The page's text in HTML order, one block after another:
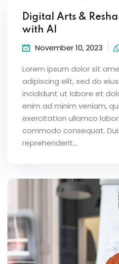
Digital Arts &
with AI
November 10, 2023
Lorem ipsum dolor sit
adipiscing elit, sed do
incididunt ut labore et
enim ad minim veniam,
exercitation ullamco
commodo consequat.
reprehenderit...